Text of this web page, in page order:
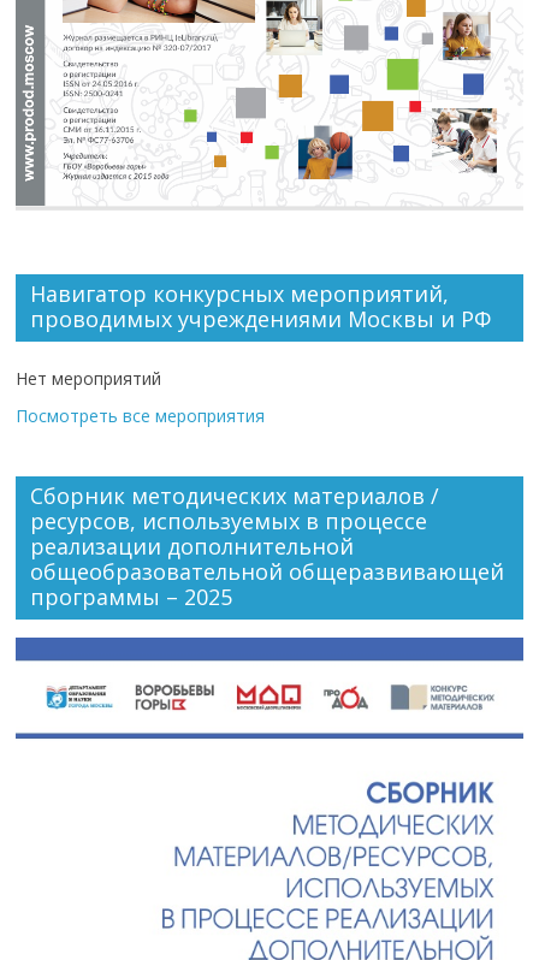
Навигатор конкурсных мероприятий,
проводимых учреждениями Москвы и РФ
Нет мероприятий
Посмотреть все мероприятия
Сборник методических материалов /
ресурсов, используемых в процессе
реализации дополнительной
общеобразовательной общеразвивающей
программы – 2025